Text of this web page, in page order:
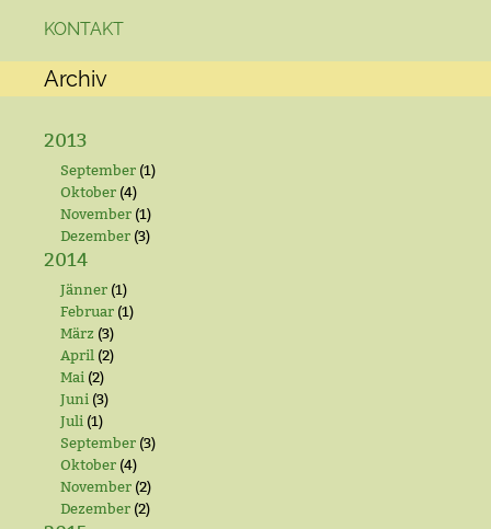
KONTAKT
Archiv
2013
September (1)
Oktober (4)
November (1)
Dezember (3)
2014
Jänner (1)
Februar (1)
März (3)
April (2)
Mai (2)
Juni (3)
Juli (1)
September (3)
Oktober (4)
November (2)
Dezember (2)